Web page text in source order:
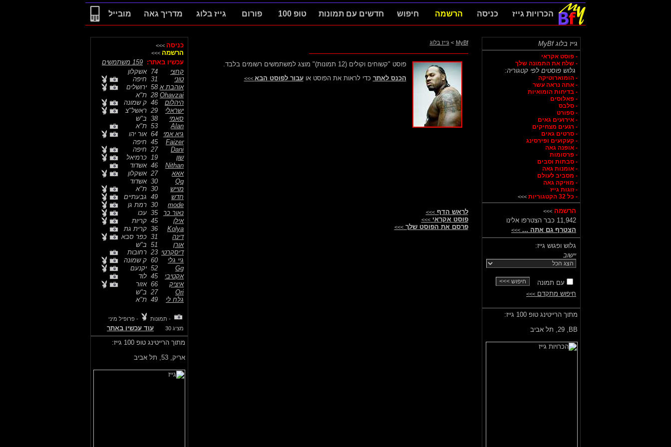
הכרויות גייז כניסה הרשמה חיפוש חדשים עם תמונות טופ 100 פורום גייז בלוג מדריך גאה מובייל
גייז בלוג MyBf
- פוסט אקראי
- שלח את התמונה שלך
גלוש פוסטים לפי קטגוריה:
- הומוארוטיקה
- אתה נראה עשר
- בדיחות הומואיות
- פאלוסים
- סלבס
- ספורט
- אירועים גאים
- רגעים מצחיקים
- סרטים גאים
- קעקועים ופירסינג
- אופנה גאה
- פרסומות
- סבתות וסבים
- אומנות גאה
- מסביב לעולם
- מוזיקה גאה
- זוגות גייז
- כל 32 הקטגוריות
>>>
הרשמה >>>
11,942 כבר הצטרפו אלינו
הצטרף גם אתה ... >>>
גלוש ופגוש גייז:
יישוב
עם תמונה
חיפוש מתקדם >>>
מתוך הרייטינג טופ 100 גייז:
BB,
29, תל אביב
MyBf
> גייז בלוג
פוסט "קשוחים וקולים (12 תמונות)" מוצג למשתמשים רשומים בלבד.
הכנס לאתר כדי לראות את הפוסט אועבור לפוסט הבא >>>
לראש הדף>>>
פוסט אקראי>>>
פרסם את הפוסט שלך>>>
כניסה >>>
הרשמה >>>
עכשיו באתר: 159 משתמשים
קחצי
אשקלון
טוני
חיפה
אוהבת א
ירושלים
Ohavzai
ת"א
היהלום
ק שמונה
ישראלי
ראשל"צ
סאמי
ב"ש
Alan
ת"א
גיא אמי
אור יהו
Faizer
45
חיפה
Dani
27
חיפה
שון
כרמיאל
Nithan
אשדוד
אאא
27
אשקלון
Qq
אשדוד
מוייש
ת"א
חדש
גבעתיים
mode
רמת גן
נאור כר
35
עכו
אילן
45
קריות
Kolya
קרית גת
דינה
כפר סבא
אורן
ב"ש
דיסקרטי
רחובות
גיי גלי
ק שמונה
Gg
יקנעם
אקטיבי
45
לוד
איציק
אזור
Ori
27
ב"ש
גלח לי
ת"א
- תמונות
- פרופיל מיני
מציג 30
עוד עכשיו באתר
מתוך הרייטינג טופ 100 גייז:
אריק, 53, תל אביב